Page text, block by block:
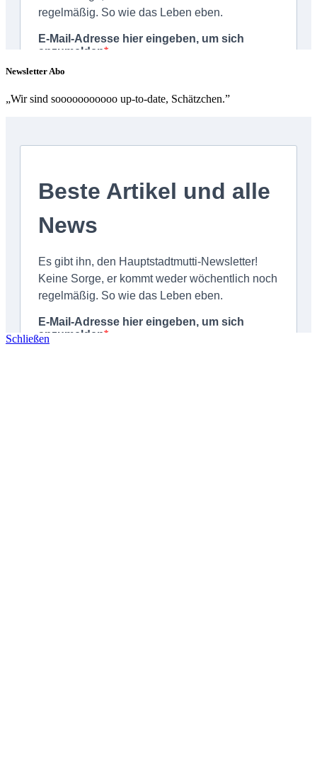
Newsletter Abo
„Wir sind sooooooooooo up-to-date, Schätzchen.”
Schließen